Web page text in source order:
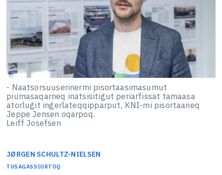
- Naatsorsuuserinermi pisortaasimasumut
piumasaqarneq inatsisitigut periarfissat tamaasa
atorlugit ingerlateqqipparput, KNI-mi pisortaaneq
Jeppe Jensen oqarpoq.
Leiff Josefsen
JØRGEN SCHULTZ-NIELSEN
TUSAGASSIORTOQ